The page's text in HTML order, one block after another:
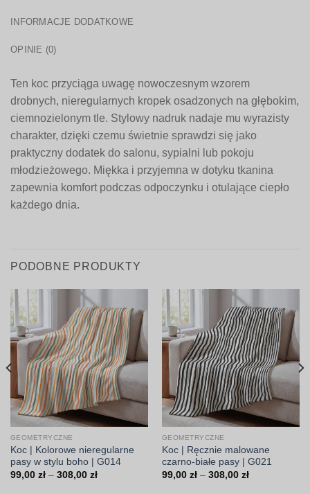
INFORMACJE DODATKOWE
OPINIE (0)
Ten koc przyciąga uwagę nowoczesnym wzorem
drobnych, nieregularnych kropek osadzonych na głębokim,
ciemnozielonym tle. Stylowy nadruk nadaje mu wyrazisty
charakter, dzięki czemu świetnie sprawdzi się jako
praktyczny dodatek do salonu, sypialni lub pokoju
młodzieżowego. Miękka i przyjemna w dotyku tkanina
zapewnia komfort podczas odpoczynku i otulające ciepło
każdego dnia.
PODOBNE PRODUKTY
GEOMETRYCZNE
Koc | Kolorowe nieregularne
pasy w stylu boho | G014
99,00 zł – 308,00 złZakres
GEOMETRYCZNE
Koc | Ręcznie malowane
czarno-białe pasy | G021
99,00 zł – 308,00 złZakres